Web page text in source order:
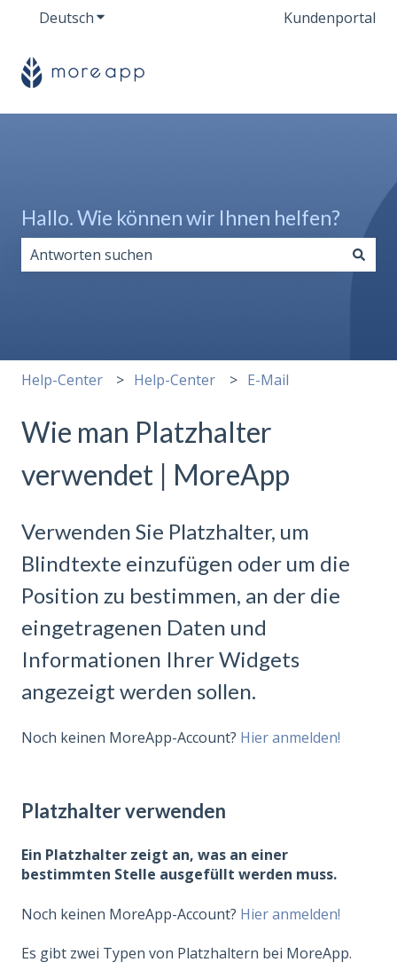
DeutschUntermenü für Übersetzungen anzeigen
Kundenportal
Hallo. Wie können wir Ihnen helfen?
Help-Center Help-Center E-Mail
Wie man Platzhalter
verwendet | MoreApp
Verwenden Sie Platzhalter, um
Blindtexte einzufügen oder um die
Position zu bestimmen, an der die
eingetragenen Daten und
Informationen Ihrer Widgets
angezeigt werden sollen.
Noch keinen MoreApp-Account? Hier anmelden!
Platzhalter verwenden
Ein Platzhalter zeigt an, was an einer
bestimmten Stelle ausgefüllt werden muss.
Noch keinen MoreApp-Account? Hier anmelden!
Es gibt zwei Typen von Platzhaltern bei MoreApp.